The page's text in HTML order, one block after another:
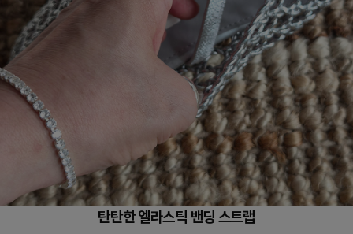
탄탄한 엘라스틱 밴딩 스트랩